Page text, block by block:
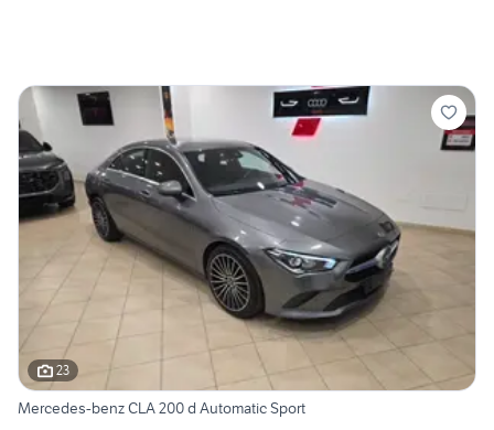
23
Mercedes-benz CLA 200 d Automatic Sport